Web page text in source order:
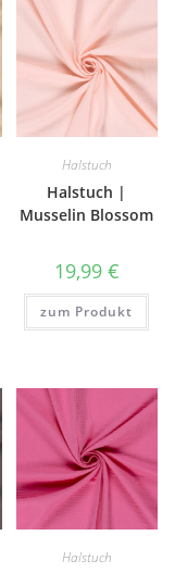
Halstuch
Halstuch |
Musselin Blossom
19,99 €
zum Produkt
Halstuch